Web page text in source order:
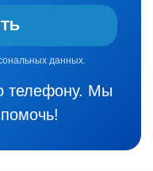
данных.
телефону. Мы